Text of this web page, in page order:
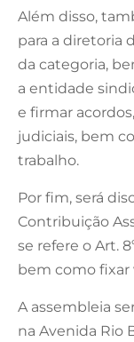
Além disso,
para a diretoria
da categoria,
a entidade
e firmar
judiciais, bem
trabalho.
Por fim, será
Contribuição
se refere o Art.
bem como fixar
A assembleia
na Avenida Rio